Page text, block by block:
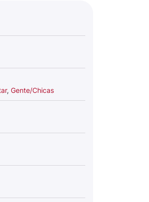
, Gente/Chicas